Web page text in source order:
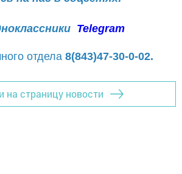
Telegram
отдела 8(843)47-30-0-02.
на страницу новости